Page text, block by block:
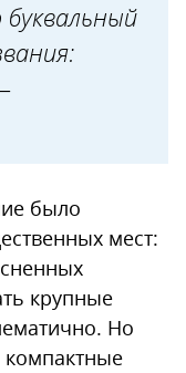
при
было
мест:
крупные
Но
компактные